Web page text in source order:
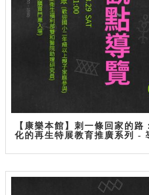
【康樂本館】刺一條回家的
化的再生特展教育推廣系列 -